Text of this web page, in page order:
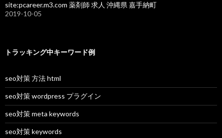
site:pcareer.m3.com 薬剤師 求人 沖縄県 嘉手納町
2019-10-05
トラッキング中キーワード例
seo対策 方法 html
seo対策 wordpress プラグイン
seo対策 meta keywords
seo対策 keywords